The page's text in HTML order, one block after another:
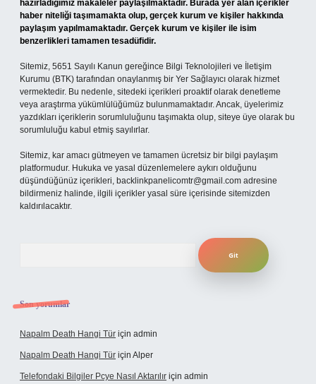
hazırladığımız makaleler paylaşılmaktadır. Burada yer alan içerikler
haber niteliği taşımamakta olup, gerçek kurum ve kişiler hakkında
paylaşım yapılmamaktadır. Gerçek kurum ve kişiler ile isim
benzerlikleri tamamen tesadüfidir.
Sitemiz, 5651 Sayılı Kanun gereğince Bilgi Teknolojileri ve İletişim
Kurumu (BTK) tarafından onaylanmış bir Yer Sağlayıcı olarak hizmet
vermektedir. Bu nedenle, sitedeki içerikleri proaktif olarak denetleme
veya araştırma yükümlülüğümüz bulunmamaktadır. Ancak, üyelerimiz
yazdıkları içeriklerin sorumluluğunu taşımakta olup, siteye üye olarak bu
sorumluluğu kabul etmiş sayılırlar.
Sitemiz, kar amacı gütmeyen ve tamamen ücretsiz bir bilgi paylaşım
platformudur. Hukuka ve yasal düzenlemelere aykırı olduğunu
düşündüğünüz içerikleri, backlinkpanelicomtr@gmail.com adresine
bildirmeniz halinde, ilgili içerikler yasal süre içerisinde sitemizden
kaldırılacaktır.
Son yorumlar
Napalm Death Hangi Tür için admin
Napalm Death Hangi Tür için Alper
Telefondaki Bilgiler Pcye Nasıl Aktarılır için admin